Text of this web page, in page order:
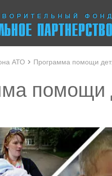
АТО Программа помощи
помощи